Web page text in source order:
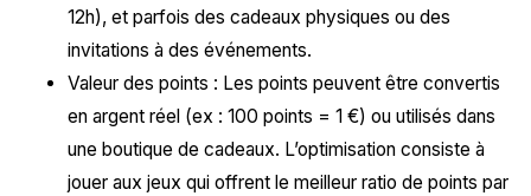
12h), et parfois des cadeaux physiques ou des
invitations à des événements.
Valeur des points : Les points peuvent être convertis
en argent réel (ex : 100 points = 1 €) ou utilisés dans
une boutique de cadeaux. L’optimisation consiste à
jouer aux jeux qui offrent le meilleur ratio de points par